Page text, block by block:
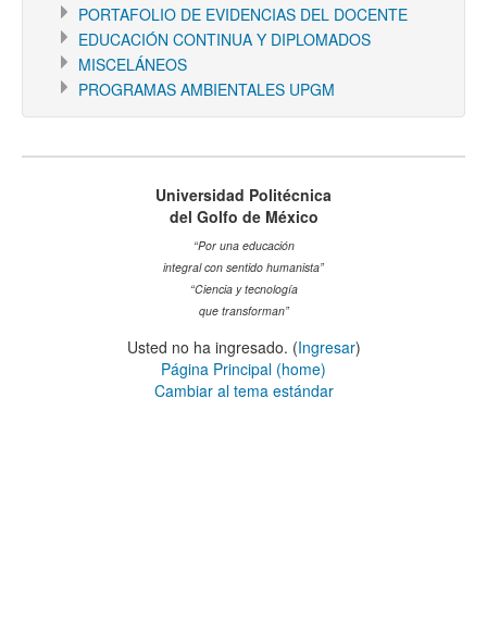
PORTAFOLIO DE EVIDENCIAS DEL DOCENTE
EDUCACIÓN CONTINUA Y DIPLOMADOS
MISCELÁNEOS
PROGRAMAS AMBIENTALES UPGM
Universidad Politécnica
del Golfo de México
“Por una educación
integral con sentido humanista”
“Ciencia y tecnología
que transforman”
Usted no ha ingresado. (Ingresar)
Página Principal (home)
Cambiar al tema estándar